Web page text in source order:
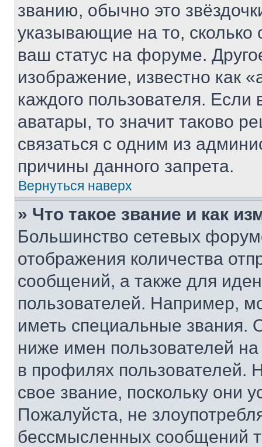
званию, обычно это
указывающие на то,
ваш статус на форуме.
изображение, известно как
каждого пользователя.
аватары, то значит таково
связаться с одним из
причины данного запрета.
Вернуться наверх
» Что такое звание и как
Большинство сетевых
отображения количества
сообщений, а также для
пользователей. Например,
иметь специальные звания.
ниже имен пользователей
в профилях
свое звание, поскольку они
Пожалуйста, не
бессмысленных сообщений